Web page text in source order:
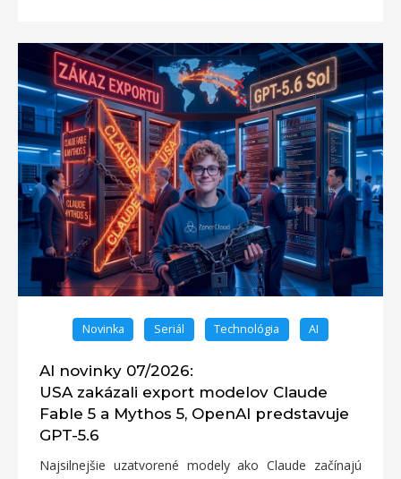
Novinka Seriál Technológia AI
AI novinky 07/2026:
USA zakázali export modelov Claude
Fable 5 a Mythos 5, OpenAI predstavuje
GPT-5.6
Najsilnejšie uzatvorené modely ako Claude začínajú